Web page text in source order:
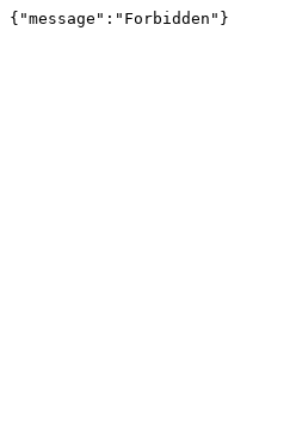
{"message":"Forbidden"}